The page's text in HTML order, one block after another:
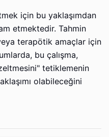
için bu yaklaşımdan
etmektedir. Tahmin
terapötik amaçlar için
bu çalışma,
tetiklemenin
olabileceğini